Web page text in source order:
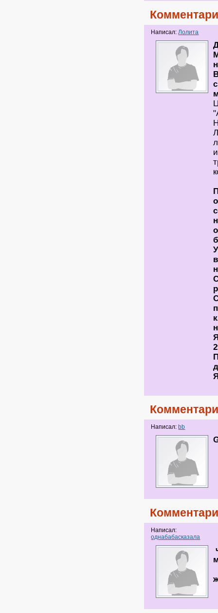
Написал:Лолита
Написал: bb
Написал:
однабабасказала